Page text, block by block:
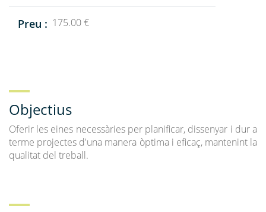
Preu : 175.00 €
Objectius
Oferir les eines necessàries per planificar, dissenyar i dur a
terme projectes d'una manera òptima i eficaç, mantenint la
qualitat del treball.